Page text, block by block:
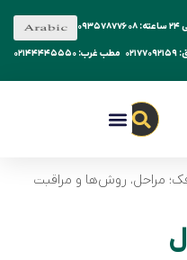
مطب غرب: ۰۲۱۴۴۴۴۵۵۵۰
روش‌ها و مراقبت